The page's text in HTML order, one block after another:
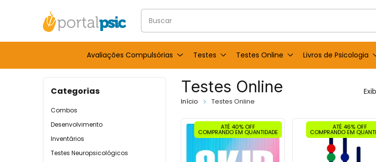
Avaliações Compulsórias Testes Testes Online Livros de Psicologia
Categorias
Combos
Desenvolvimento
Inventários
Testes Neuropsicológicos
Testes Online
Início Testes Online
ATÉ 40% OFF
COMPRANDO EM QUANTIDADE
ATÉ 46% OFF
COMPRANDO EM